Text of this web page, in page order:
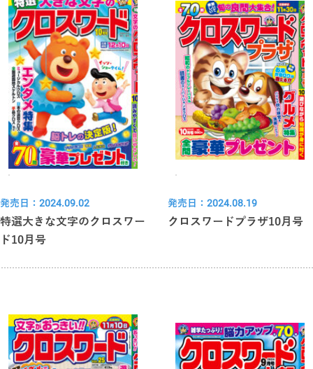
発売日：2024.09.02
特選大きな文字のクロスワー
ド10月号
発売日：2024.08.19
クロスワードプラザ10月号